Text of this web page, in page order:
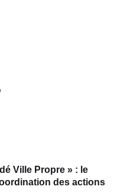
Ville Propre » : le
des actions